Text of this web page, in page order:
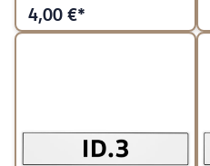
4,00 €*